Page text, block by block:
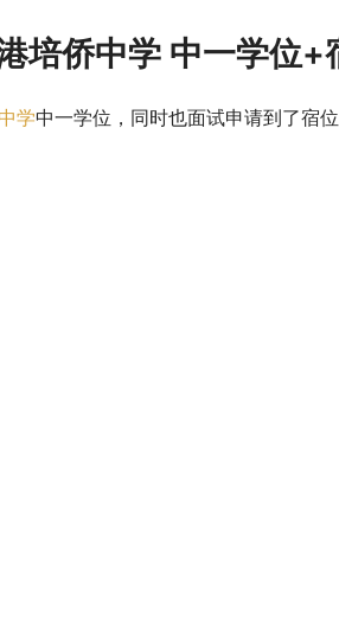
培侨中学 中一学位+
中学中一学位，同时也面试申请到了宿